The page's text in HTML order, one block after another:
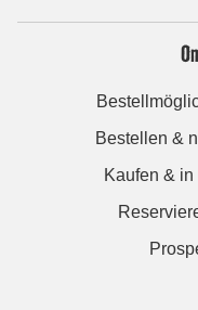
Bestellen &
Kaufen &